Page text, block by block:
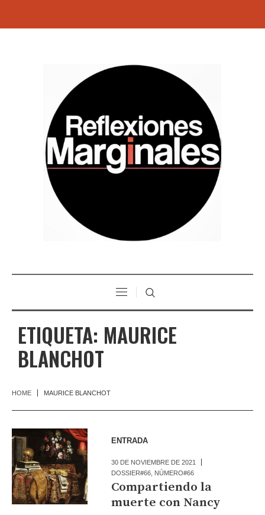
ETIQUETA: MAURICE
BLANCHOT
HOME MAURICE BLANCHOT
ENTRADA
30 DE NOVIEMBRE DE 2021
DOSSIER#66 NÚMERO#66
Compartiendo la
muerte con Nancy